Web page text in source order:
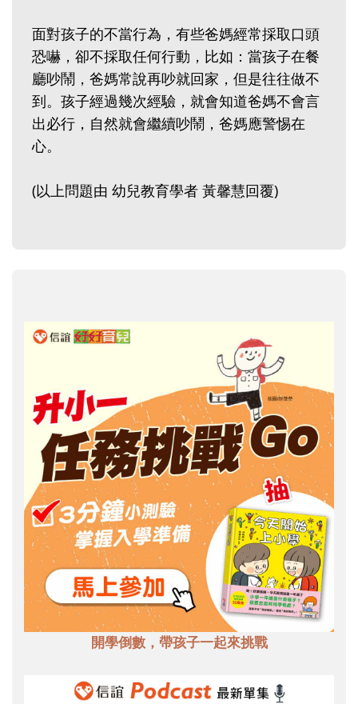
面對孩子的不當行為，有些爸媽經常採取口頭
恐嚇，卻不採取任何行動，比如：當孩子在餐
廳吵鬧，爸媽常說再吵就回家，但是往往做不
到。孩子經過幾次經驗，就會知道爸媽不會言
出必行，自然就會繼續吵鬧，爸媽應警惕在
心。
(以上問題由 幼兒教育學者 黃馨慧回覆)
開學倒數，帶孩子一起來挑戰